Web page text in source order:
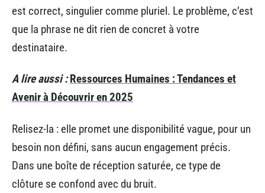
est correct, singulier comme pluriel. Le problème, c’est
que la phrase ne dit rien de concret à votre
destinataire.
A lire aussi : Ressources Humaines : Tendances et
Avenir à Découvrir en 2025
Relisez-la : elle promet une disponibilité vague, pour un
besoin non défini, sans aucun engagement précis.
Dans une boîte de réception saturée, ce type de
clôture se confond avec du bruit.